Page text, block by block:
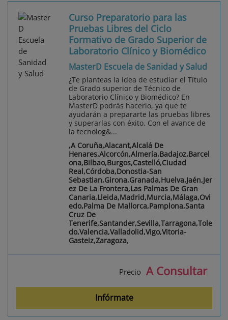
Curso Preparatorio para las
Pruebas Libres del Ciclo
Formativo de Grado Superior de
Laboratorio Clínico y Biomédico
MasterD Escuela de Sanidad y Salud
¿Te planteas la idea de estudiar el Título
de Grado superior de Técnico de
Laboratorio Clínico y Biomédico? En
MasterD podrás hacerlo, ya que te
ayudarán a prepararte las pruebas libres
y superarlas con éxito. Con el avance de
la tecnolog&...
,A Coruña,Alacant,Alcalá De
Henares,Alcorcón,Almería,Badajoz,Barcel
ona,Bilbao,Burgos,Castelló,Ciudad
Real,Córdoba,Donostia-San
Sebastian,Girona,Granada,Huelva,Jaén,Jer
ez De La Frontera,Las Palmas De Gran
Canaria,Lleida,Madrid,Murcia,Málaga,Ovi
edo,Palma De Mallorca,Pamplona,Santa
Cruz De
Tenerife,Santander,Sevilla,Tarragona,Tole
do,Valencia,Valladolid,Vigo,Vitoria-
Gasteiz,Zaragoza,
Precio A Consultar
Infórmate